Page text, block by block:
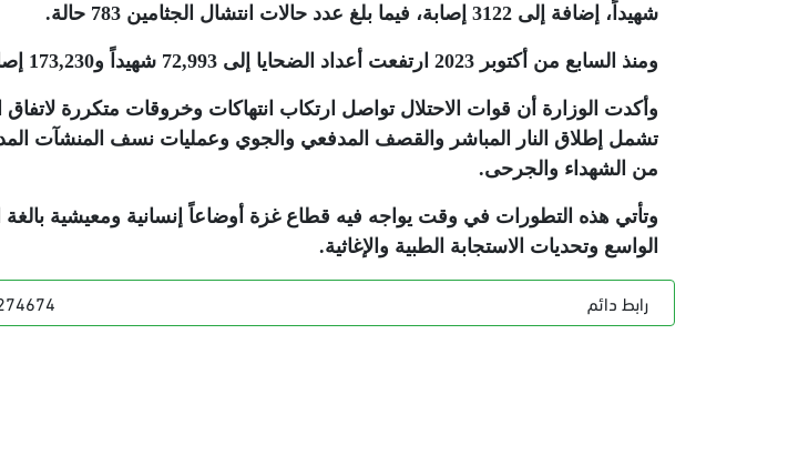
شهيداً، إضافة إلى 3122 إصابة، فيما بلغ عدد حالات انتشال الجثامين 783 حالة
.
ومنذ السابع من أكتوبر 2023 ارتفعت أعداد الضحايا إلى 72,993 شهيداً و173,230 إصابة
وأكدت الوزارة أن قوات الاحتلال تواصل ارتكاب انتهاكات وخروقات متكررة لاتفاق
تشمل إطلاق النار المباشر والقصف المدفعي والجوي وعمليات نسف المنشآت
من الشهداء والجرحى.
وتأتي هذه التطورات في وقت يواجه فيه قطاع غزة أوضاعاً إنسانية ومعيشية بالغة
الواسع وتحديات الاستجابة الطبية والإغاثية.
رابط دائم